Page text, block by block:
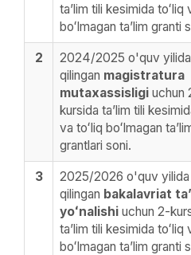
taʼlim tili kesimida toʻliq
boʻlmagan taʼlim granti
2
2024/2025 o'quv yilida
qilingan magistratura
mutaxassisligi uchun
kursida taʼlim tili
va toʻliq boʻlmagan
grantlari soni.
3
2025/2026 o'quv yilida
qilingan bakalavriat
yoʻnalishi uchun 2-
taʼlim tili kesimida toʻliq
boʻlmagan taʼlim granti